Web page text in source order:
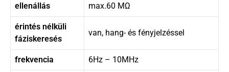
ellenállás max.60 MΩ
érintés nélküli
fáziskeresés
van, hang- és fényjelzéssel
frekvencia 6Hz – 10MHz